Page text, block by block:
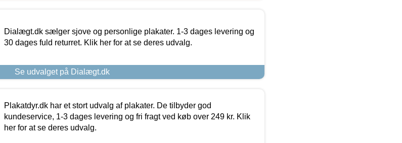
Dialægt.dk sælger sjove og personlige plakater. 1-3 dages levering og
30 dages fuld returret. Klik her for at se deres udvalg.
Se udvalget på Dialægt.dk
Plakatdyr.dk har et stort udvalg af plakater. De tilbyder god
kundeservice, 1-3 dages levering og fri fragt ved køb over 249 kr. Klik
her for at se deres udvalg.